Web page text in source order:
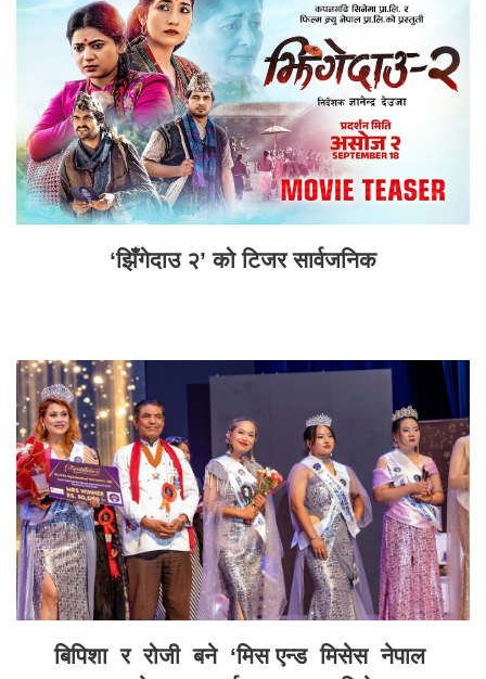
‘झिँगेदाउ २’ को टिजर सार्वजनिक
बिपिशा र रोजी बने ‘मिस एन्ड मिसेस नेपाल